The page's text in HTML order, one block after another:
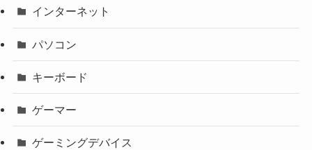
インターネット
パソコン
キーボード
ゲーマー
ゲーミングデバイス